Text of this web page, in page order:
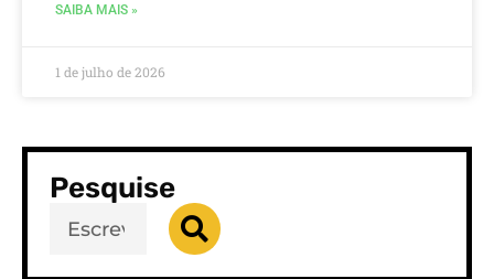
SAIBA MAIS »
1 de julho de 2026
Pesquise